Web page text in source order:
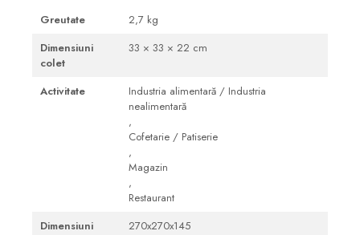
Greutate
2,7 kg
Dimensiuni
colet
33 × 33 × 22 cm
Activitate
Industria alimentară / Industria
nealimentară
,
Cofetarie / Patiserie
,
Magazin
,
Restaurant
Dimensiuni
270x270x145